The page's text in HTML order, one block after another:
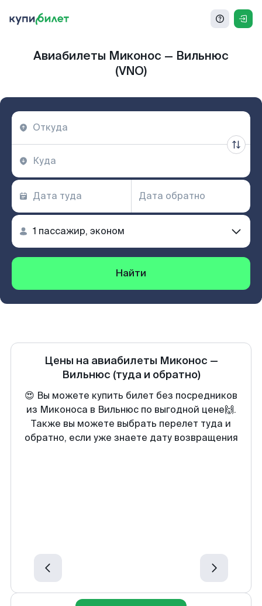
Авиабилеты Миконос — Вильнюс
(VNO)
Найти
Цены на авиабилеты Миконос —
Вильнюс (туда и обратно)
😍 Вы можете купить билет без посредников
из Миконоса в Вильнюс по выгодной цене🙌.
Также вы можете выбрать перелет туда и
обратно, если уже знаете дату возвращения